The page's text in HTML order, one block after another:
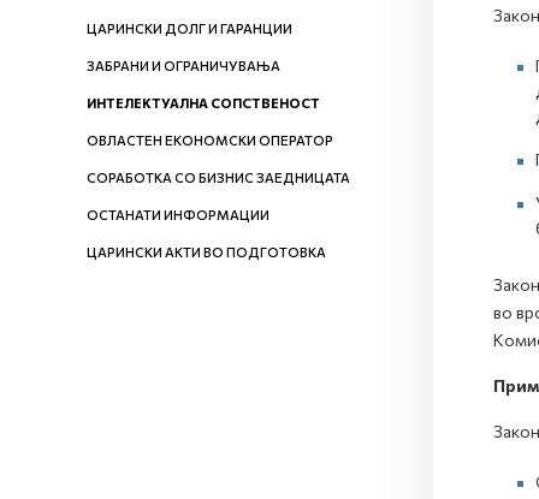
ЦАРИНСКИ ДОЛГ И ГАРАНЦИИ
ЗАБРАНИ И ОГРАНИЧУВАЊА
ИНТЕЛЕКТУАЛНА СОПСТВЕНОСТ
ОВЛАСТЕН ЕКОНОМСКИ ОПЕРАТОР
СОРАБОТКА СО БИЗНИС ЗАЕДНИЦАТА
ОСТАНАТИ ИНФОРМАЦИИ
ЦАРИНСКИ АКТИ ВО ПОДГОТОВКА
во